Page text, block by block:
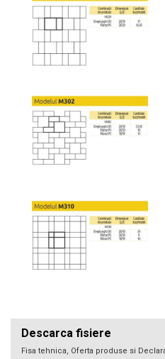
Descarca fisiere
Fisa tehnica, Oferta produse si